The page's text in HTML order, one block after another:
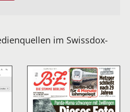
im Swissdox-